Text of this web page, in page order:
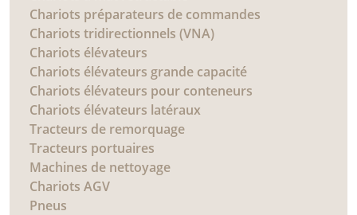
Chariots préparateurs de commandes
Chariots tridirectionnels (VNA)
Chariots élévateurs
Chariots élévateurs grande capacité
Chariots élévateurs pour conteneurs
Chariots élévateurs latéraux
Tracteurs de remorquage
Tracteurs portuaires
Machines de nettoyage
Chariots AGV
Pneus